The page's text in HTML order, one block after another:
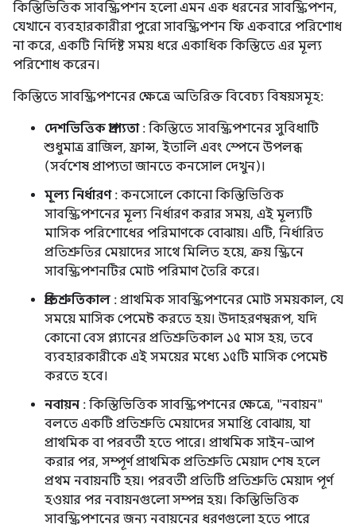
কিস্তিভিত্তিক সাবস্ক্রিপশন হলো এমন এক ধরনের সাবস্ক্রিপশন,
যেখানে ব্যবহারকারীরা পুরো সাবস্ক্রিপশন ফি একবারে পরিশোধ
না করে, একটি নির্দিষ্ট সময় ধরে একাধিক কিস্তিতে এর মূল্য
পরিশোধ করেন।
কিস্তিতে সাবস্ক্রিপশনের ক্ষেত্রে অতিরিক্ত বিবেচ্য বিষয়সমূহ:
দেশভিত্তিক প্রাপ্যতা: কিস্তিতে সাবস্ক্রিপশনের সুবিধাটি
শুধুমাত্র ব্রাজিল, ফ্রান্স, ইতালি এবং স্পেনে উপলব্ধ
(সর্বশেষ প্রাপ্যতা জানতে কনসোল দেখুন)।
মূল্য নির্ধারণ: কনসোলে কোনো কিস্তিভিত্তিক
সাবস্ক্রিপশনের মূল্য নির্ধারণ করার সময়, এই মূল্যটি
মাসিক পরিশোধের পরিমাণকে বোঝায়। এটি, নির্ধারিত
প্রতিশ্রুতির মেয়াদের সাথে মিলিত হয়ে, ক্রয় স্ক্রিনে
সাবস্ক্রিপশনটির মোট পরিমাণ তৈরি করে।
প্রতিশ্রুতিকাল : প্রাথমিক সাবস্ক্রিপশনের মোট সময়কাল, যে
সময়ে মাসিক পেমেন্ট করতে হয়। উদাহরণস্বরূপ, যদি
কোনো বেস প্ল্যানের প্রতিশ্রুতিকাল ১৫ মাস হয়, তবে
ব্যবহারকারীকে এই সময়ের মধ্যে ১৫টি মাসিক পেমেন্ট
করতে হবে।
নবায়ন : কিস্তিভিত্তিক সাবস্ক্রিপশনের ক্ষেত্রে, "নবায়ন"
বলতে একটি প্রতিশ্রুতি মেয়াদের সমাপ্তি বোঝায়, যা
প্রাথমিক বা পরবর্তী হতে পারে। প্রাথমিক সাইন-আপ
করার পর, সম্পূর্ণ প্রাথমিক প্রতিশ্রুতি মেয়াদ শেষ হলে
প্রথম নবায়নটি হয়। পরবর্তী প্রতিটি প্রতিশ্রুতি মেয়াদ পূর্ণ
হওয়ার পর নবায়নগুলো সম্পন্ন হয়। কিস্তিভিত্তিক
সাবস্ক্রিপশনের জন্য নবায়নের ধরণগুলো হতে পারে